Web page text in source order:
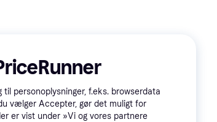
personoplysninger, f.eks. browserdata
vælger Accepter, gør det muligt for
er vist under »Vi og vores partnere